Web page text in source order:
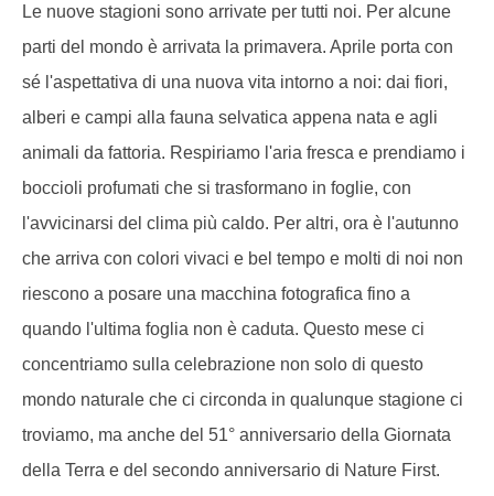
Le nuove stagioni sono arrivate per tutti noi. Per alcune
parti del mondo è arrivata la primavera. Aprile porta con
sé l'aspettativa di una nuova vita intorno a noi: dai fiori,
alberi e campi alla fauna selvatica appena nata e agli
animali da fattoria. Respiriamo l'aria fresca e prendiamo i
boccioli profumati che si trasformano in foglie, con
l'avvicinarsi del clima più caldo. Per altri, ora è l'autunno
che arriva con colori vivaci e bel tempo e molti di noi non
riescono a posare una macchina fotografica fino a
quando l'ultima foglia non è caduta. Questo mese ci
concentriamo sulla celebrazione non solo di questo
mondo naturale che ci circonda in qualunque stagione ci
troviamo, ma anche del 51° anniversario della Giornata
della Terra e del secondo anniversario di Nature First.